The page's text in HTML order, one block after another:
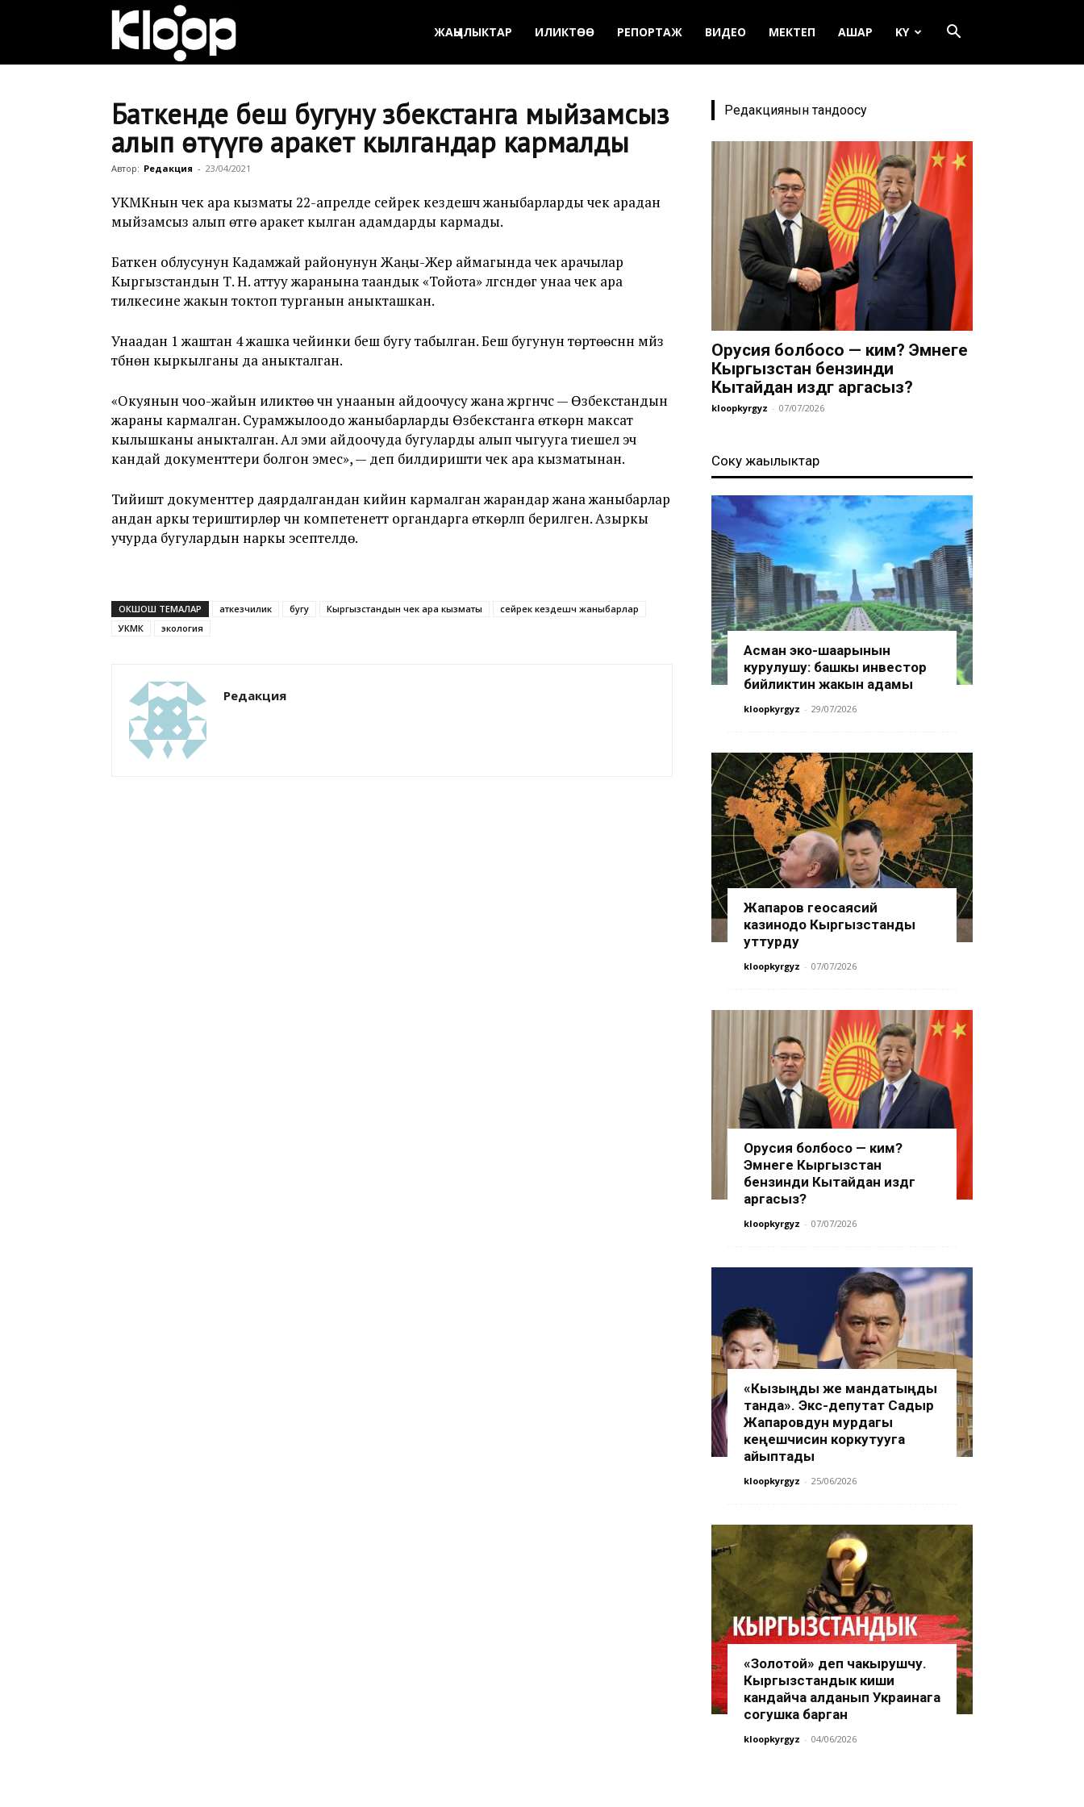
Кыргызстан
жаңылыктары
ЖАҢЫЛЫКТАР ИЛИКТӨӨ РЕПОРТАЖ ВИДЕО МЕКТЕП АШАР KY
Баткенде беш бугуну Өзбекстанга мыйзамсыз
алып өтүүгө аракет кылгандар кармалды
Автор: Редакция - 23/04/2021
УКМКнын чек ара кызматы 22-апрелде сейрек кездешүүчү жаныбарларды чек арадан
мыйзамсыз алып өтүүгө аракет кылган адамдарды кармады.
Баткен облусунун Кадамжай районунун Жаңы-Жер аймагында чек арачылар
Кыргызстандын Т. Н. аттуу жаранына таандык «Тойота» үлгүсүндөгү унаа чек ара
тилкесине жакын токтоп турганын аныкташкан.
Унаадан 1 жаштан 4 жашка чейинки беш бугу табылган. Беш бугунун төртөөсүнүн мүйүзү
түбүнөн кыркылганы да аныкталган.
«Окуянын чоо-жайын иликтөө үчүн унаанын айдоочусу жана жүргүнчүсү — Өзбекстандын
жараны кармалган. Сурамжылоодо жаныбарларды Өзбекстанга өткөрүүнү максат
кылышканы аныкталган. Ал эми айдоочуда бугуларды алып чыгууга тиешелүү эч
кандай документтери болгон эмес», — деп билдиришти чек ара кызматынан.
Тийиштүү документтер даярдалгандан кийин кармалган жарандар жана жаныбарлар
андан аркы териштирүүлөр үчүн компетенеттүү органдарга өткөрүлүп берилген. Азыркы
учурда бугулардын наркы эсептелүүдө.
ОКШОШ ТЕМАЛАР аткезчилик бугу Кыргызстандын чек ара кызматы
сейрек кездешүүчү жаныбарлар
УКМК
экология
Редакция
Редакциянын тандоосу
Орусия болбосо — ким? Эмнеге
Кыргызстан бензинди
Кытайдан издөөгө аргасыз?
kloopkyrgyz - 07/07/2026
Соңку жаңылыктар
Асман эко-шаарынын
курулушу: башкы инвестор
бийликтин жакын адамы
kloopkyrgyz - 29/07/2026
Жапаров геосаясий
казинодо Кыргызстанды
уттурду
kloopkyrgyz - 07/07/2026
Орусия болбосо — ким?
Эмнеге Кыргызстан
бензинди Кытайдан издөөгө
аргасыз?
kloopkyrgyz - 07/07/2026
«Кызыңды же мандатыңды
танда». Экс-депутат Садыр
Жапаровдун мурдагы
кеңешчисин коркутууга
айыптады
kloopkyrgyz - 25/06/2026
«Золотой» деп чакырушчу.
Кыргызстандык киши
кандайча алданып Украинага
согушка барган
kloopkyrgyz - 04/06/2026